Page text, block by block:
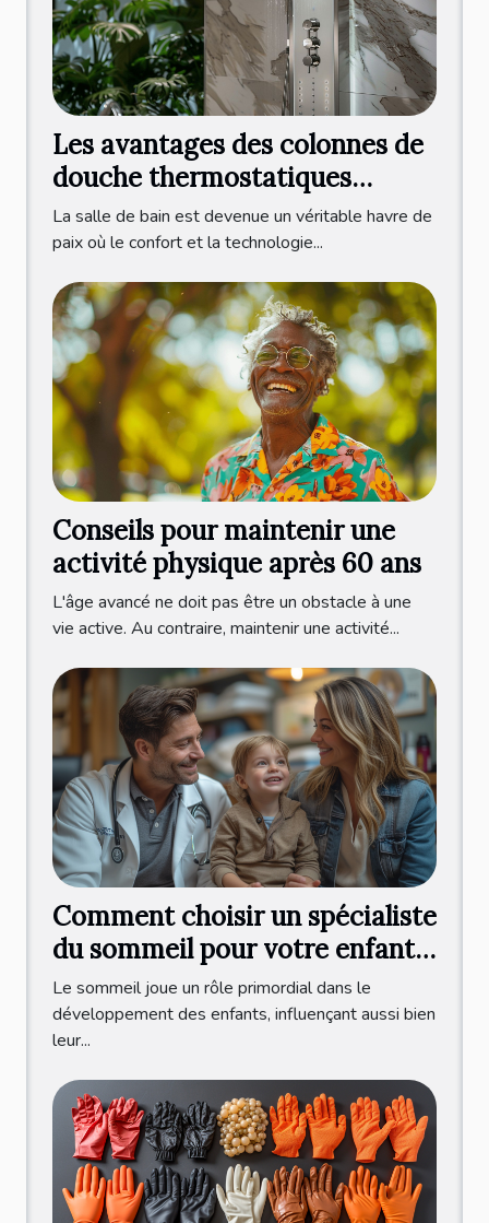
Les avantages des colonnes de
douche thermostatiques
modernes
La salle de bain est devenue un véritable havre de
paix où le confort et la technologie...
Conseils pour maintenir une
activité physique après 60 ans
L'âge avancé ne doit pas être un obstacle à une
vie active. Au contraire, maintenir une activité...
Comment choisir un spécialiste
du sommeil pour votre enfant :
critères et bénéfices d'une
consultation professionnelle
Le sommeil joue un rôle primordial dans le
développement des enfants, influençant aussi bien
leur...